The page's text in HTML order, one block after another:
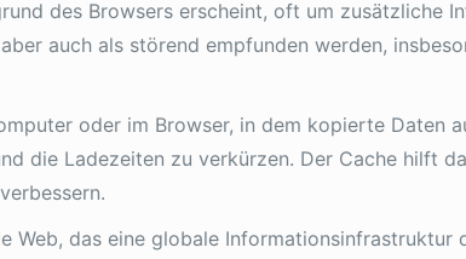
des Browsers erscheint, oft um zusätzliche
auch als störend empfunden werden,
oder im Browser, in dem kopierte Daten
die Ladezeiten zu verkürzen. Der Cache hilft
Web, das eine globale